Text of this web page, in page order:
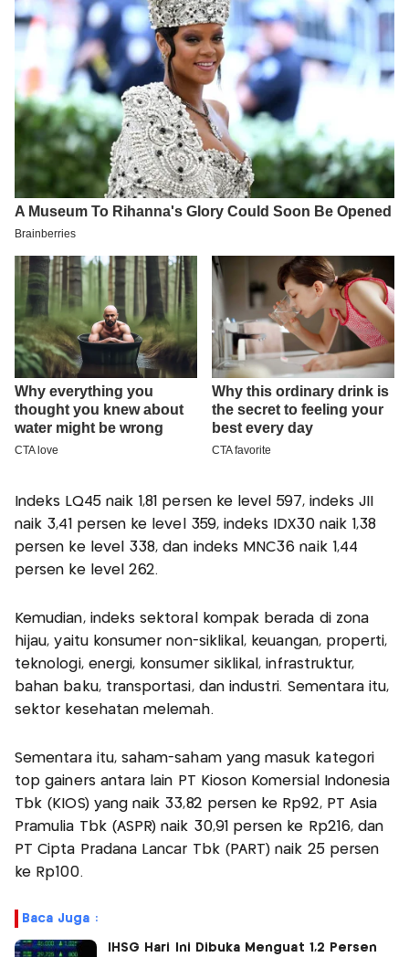
Indeks LQ45 naik 1,81 persen ke level 597, indeks JII
naik 3,41 persen ke level 359, indeks IDX30 naik 1,38
persen ke level 338, dan indeks MNC36 naik 1,44
persen ke level 262.
Kemudian, indeks sektoral kompak berada di zona
hijau, yaitu konsumer non-siklikal, keuangan, properti,
teknologi, energi, konsumer siklikal, infrastruktur,
bahan baku, transportasi, dan industri. Sementara itu,
sektor kesehatan melemah.
Sementara itu, saham-saham yang masuk kategori
top gainers antara lain PT Kioson Komersial Indonesia
Tbk (KIOS) yang naik 33,82 persen ke Rp92, PT Asia
Pramulia Tbk (ASPR) naik 30,91 persen ke Rp216, dan
PT Cipta Pradana Lancar Tbk (PART) naik 25 persen
ke Rp100.
Baca Juga :
IHSG Hari Ini Dibuka Menguat 1,2 Persen